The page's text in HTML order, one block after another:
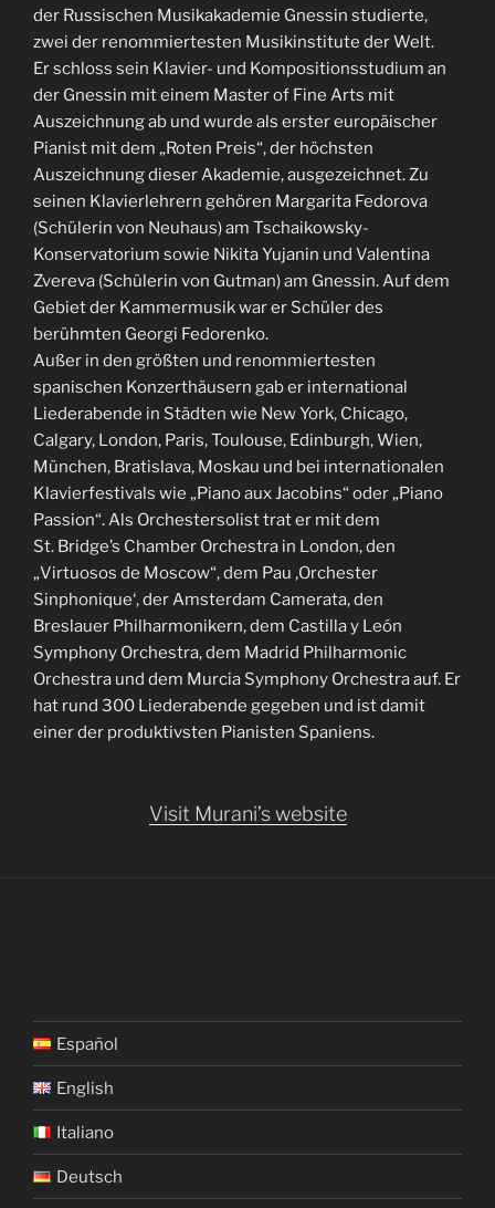
der Russischen Musikakademie Gnessin studierte,
zwei der renommiertesten Musikinstitute der Welt.
Er schloss sein Klavier- und Kompositionsstudium an
der Gnessin mit einem Master of Fine Arts mit
Auszeichnung ab und wurde als erster europäischer
Pianist mit dem „Roten Preis“, der höchsten
Auszeichnung dieser Akademie, ausgezeichnet. Zu
seinen Klavierlehrern gehören Margarita Fedorova
(Schülerin von Neuhaus) am Tschaikowsky-
Konservatorium sowie Nikita Yujanin und Valentina
Zvereva (Schülerin von Gutman) am Gnessin. Auf dem
Gebiet der Kammermusik war er Schüler des
berühmten Georgi Fedorenko.
Außer in den größten und renommiertesten
spanischen Konzerthäusern gab er international
Liederabende in Städten wie New York, Chicago,
Calgary, London, Paris, Toulouse, Edinburgh, Wien,
München, Bratislava, Moskau und bei internationalen
Klavierfestivals wie „Piano aux Jacobins“ oder „Piano
Passion“. Als Orchestersolist trat er mit dem
St. Bridge’s Chamber Orchestra in London, den
„Virtuosos de Moscow“, dem Pau ‚Orchester
Sinphonique‘, der Amsterdam Camerata, den
Breslauer Philharmonikern, dem Castilla y León
Symphony Orchestra, dem Madrid Philharmonic
Orchestra und dem Murcia Symphony Orchestra auf. Er
hat rund 300 Liederabende gegeben und ist damit
einer der produktivsten Pianisten Spaniens.
Visit Murani’s website
Español
English
Italiano
Deutsch